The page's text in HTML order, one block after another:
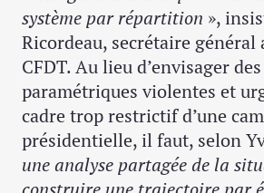
système par répartition »,
Ricordeau, secrétaire
CFDT. Au lieu d’envisager
paramétriques violentes et
cadre trop restrictif d’une
présidentielle, il faut, selon
une analyse partagée de la